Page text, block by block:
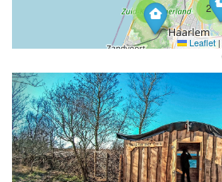
2
2
Leaflet |